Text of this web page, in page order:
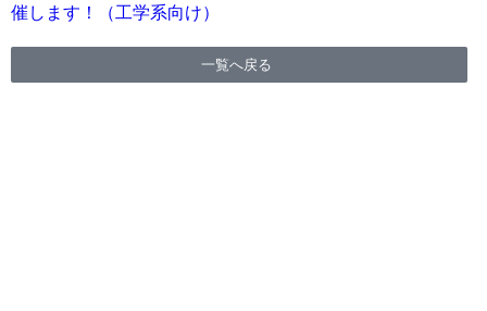
催します！（工学系向け）
一覧へ戻る